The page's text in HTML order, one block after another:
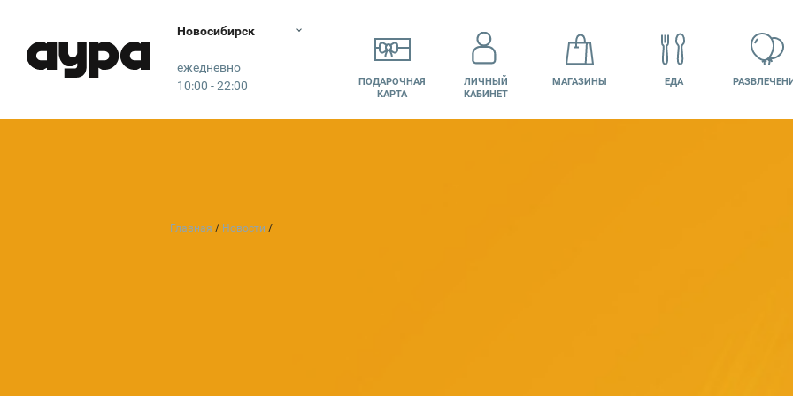
Аура
Новосибирск
ежедневно
10:00 - 22:00
ПОДАРОЧНАЯ
КАРТА
ЛИЧНЫЙ
КАБИНЕТ
МАГАЗИНЫ ЕДА
Главная Новости